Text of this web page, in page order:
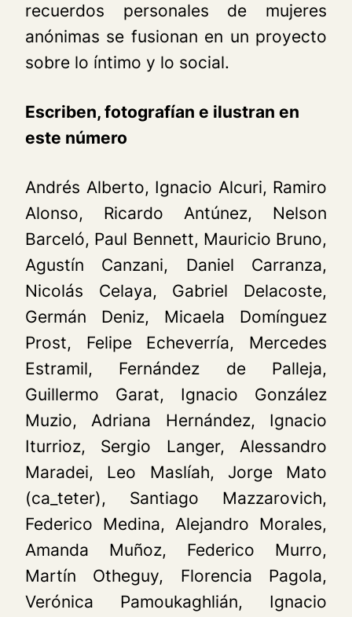
recuerdos personales de mujeres
anónimas se fusionan en un proyecto
sobre lo íntimo y lo social.
Escriben, fotografían e ilustran en
este número
Andrés Alberto, Ignacio Alcuri, Ramiro
Alonso, Ricardo Antúnez, Nelson
Barceló, Paul Bennett, Mauricio Bruno,
Agustín Canzani, Daniel Carranza,
Nicolás Celaya, Gabriel Delacoste,
Germán Deniz, Micaela Domínguez
Prost, Felipe Echeverría, Mercedes
Estramil, Fernández de Palleja,
Guillermo Garat, Ignacio González
Muzio, Adriana Hernández, Ignacio
Iturrioz, Sergio Langer, Alessandro
Maradei, Leo Maslíah, Jorge Mato
(ca_teter), Santiago Mazzarovich,
Federico Medina, Alejandro Morales,
Amanda Muñoz, Federico Murro,
Martín Otheguy, Florencia Pagola,
Verónica Pamoukaghlián, Ignacio